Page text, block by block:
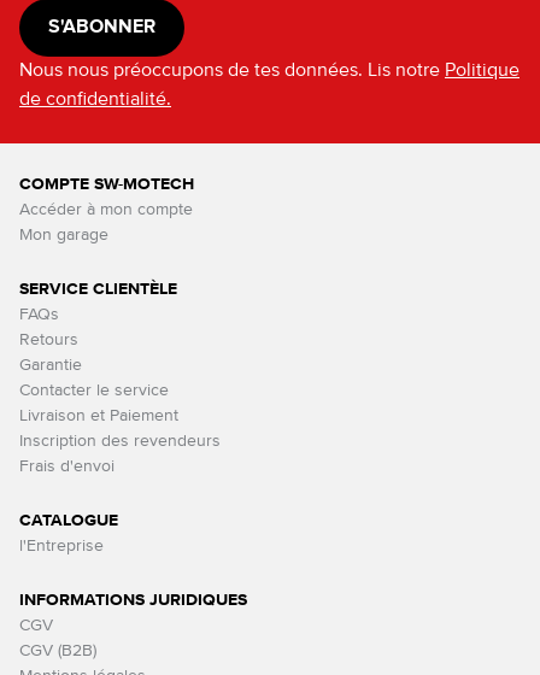
S'ABONNER
Nous nous préoccupons de tes données. Lis notre Politique
de confidentialité.
COMPTE SW-MOTECH
Accéder à mon compte
Mon garage
SERVICE CLIENTÈLE
FAQs
Retours
Garantie
Contacter le service
Livraison et Paiement
Inscription des revendeurs
Frais d'envoi
CATALOGUE
l'Entreprise
INFORMATIONS JURIDIQUES
CGV
CGV (B2B)